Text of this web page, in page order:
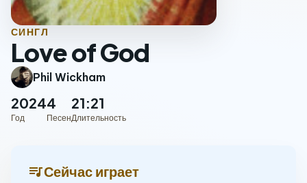
СИНГЛ
Love of God
Phil Wickham
2024
Год
4
Песен
21:21
Длительность
queue_musicСейчас играет